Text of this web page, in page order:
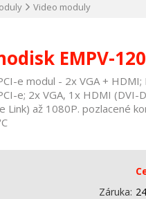
Video moduly
EMPV-
e modul - 2x VGA +
e; 2x VGA, 1x HDMI
Link) až 1080P. pozlacené
Záruka